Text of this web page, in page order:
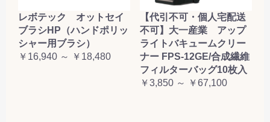
レボテック オットセイ
ブラシHP（ハンドポリッ
シャー用ブラシ）
￥16,940 ～ ￥18,480
【代引不可・個人宅配送
不可】大一産業 アップ
ライトバキュームクリー
ナー FPS-12GE/合成繊維
フィルターバッグ10枚入
￥3,850 ～ ￥67,100